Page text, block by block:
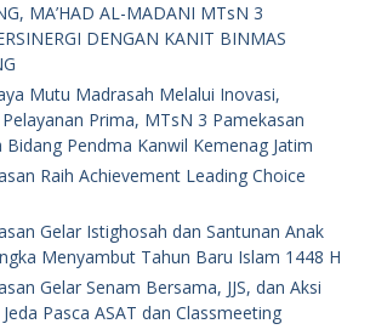
MA’HAD AL-MADANI MTsN 3
DENGAN KANIT BINMAS
Mutu Madrasah Melalui Inovasi,
Prima, MTsN 3 Pamekasan
Bidang Pendma Kanwil Kemenag Jatim
Raih Achievement Leading Choice
Gelar Istighosah dan Santunan Anak
Menyambut Tahun Baru Islam 1448 H
Gelar Senam Bersama, JJS, dan Aksi
Pasca ASAT dan Classmeeting